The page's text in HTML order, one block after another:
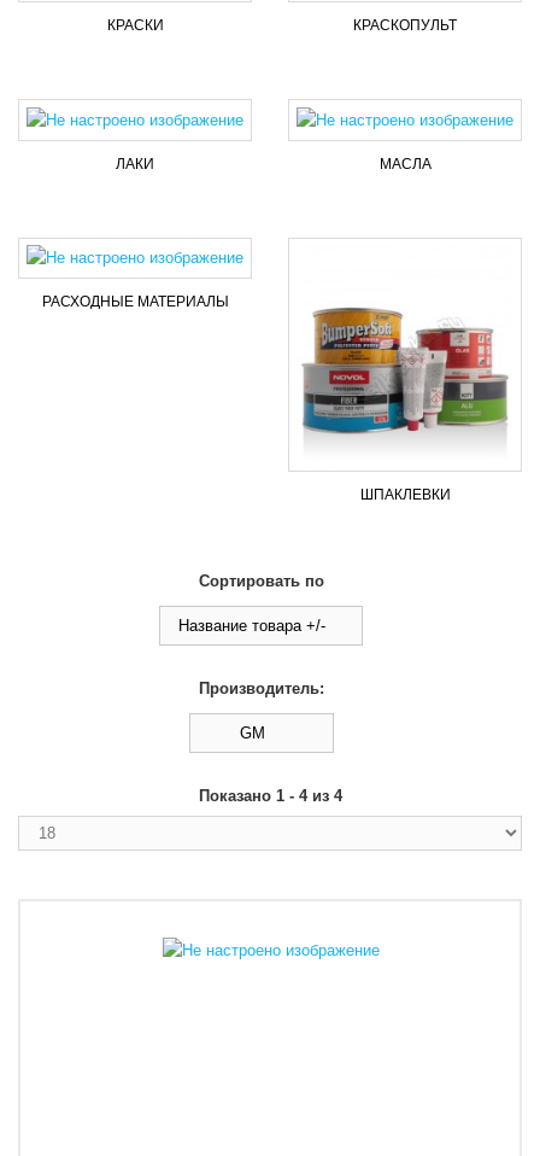
КРАСКИ КРАСКОПУЛЬТ
ЛАКИ МАСЛА
РАСХОДНЫЕ МАТЕРИАЛЫ
ШПАКЛЕВКИ
Сортировать по
Название товара +/-
Производитель:
GM
Показано 1 - 4 из 4